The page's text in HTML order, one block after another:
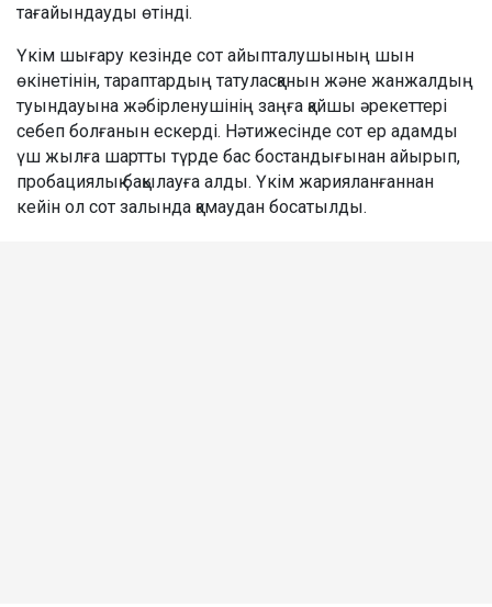
тағайындауды өтінді.
Үкім шығару кезінде сот айыпталушының шын
өкінетінін, тараптардың татуласқанын және жанжалдың
туындауына жәбірленушінің заңға қайшы әрекеттері
себеп болғанын ескерді. Нәтижесінде сот ер адамды
үш жылға шартты түрде бас бостандығынан айырып,
пробациялық бақылауға алды. Үкім жарияланғаннан
кейін ол сот залында қамаудан босатылды.